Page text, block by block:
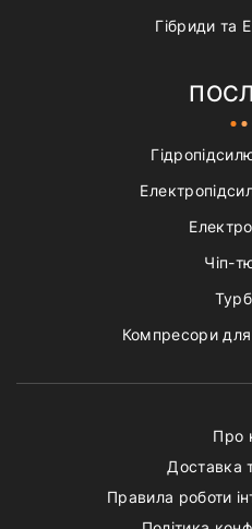
Гібриди та
Чіп-
Компресори для
Про
Доставка
Правила роботи